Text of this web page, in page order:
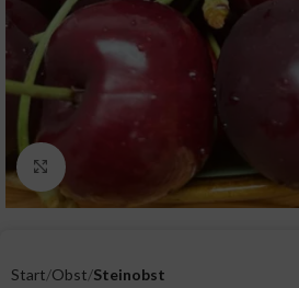
Zum Vergrößern klicken
Start Obst Steinobst